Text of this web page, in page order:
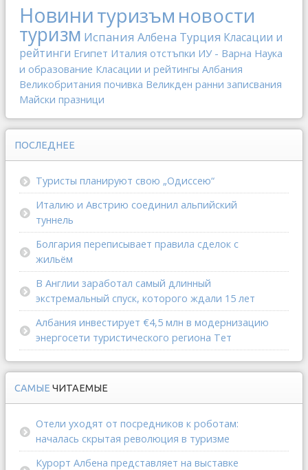
Новинитуризъм новости
туризм Испания Албена Турция Класации и
рейтинги Египет Италия отстъпки ИУ - Варна Наука
и образование Класации и рейтингы Албания
Великобритания почивка Великден ранни записвания
Майски празници
ПОСЛЕДНЕЕ
Туристы планируют свою „Одиссею“
Италию и Австрию соединил альпийский
туннель
Болгария переписывает правила сделок с
жильём
В Англии заработал самый длинный
экстремальный спуск, которого ждали 15 лет
Албания инвестирует €4,5 млн в модернизацию
энергосети туристического региона Тет
САМЫЕ ЧИТАЕМЫЕ
Отели уходят от посредников к роботам:
началась скрытая революция в туризме
Курорт Албена представляет на выставке